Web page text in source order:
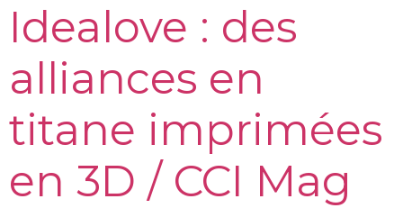
Idealove : des
alliances en
titane imprimées
en 3D / CCI Mag